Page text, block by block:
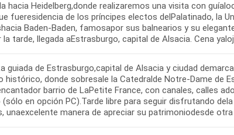
hacia Heidelberg,donde realizaremos una visita con
fueresidencia de los príncipes electos delPalatinado, la
Baden-Baden, famosapor sus balnearios y su
la tarde, llegada aEstrasburgo, capital de Alsacia. Cena
guiada de Estrasburgo,capital de Alsacia y ciudad
histórico, donde sobresale la Catedralde Notre-Dame de
barrio de LaPetite France, con canales, calles
en opción PC).Tarde libre para seguir disfrutando
unaexcelente manera de apreciar su patrimoniodesde